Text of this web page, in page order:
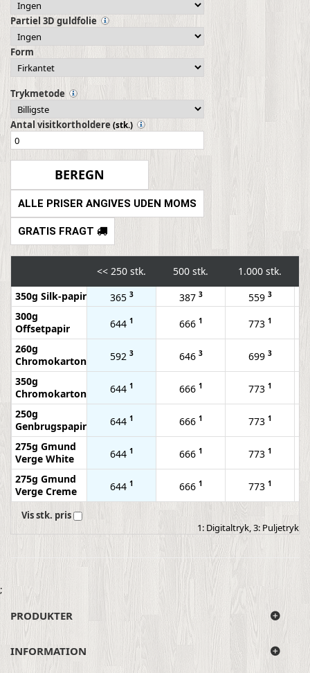
Partiel 3D guldfolie
Form
Trykmetode
Antal visitkortholdere (stk.)
ALLE PRISER ANGIVES UDEN MOMS
GRATIS FRAGT
<< 250 stk. 500 stk. 1.000 stk.
350g Silk-papir
365 3 387 3 559 3
300g
Offsetpapir
644 1 666 1 773 1
260g
Chromokarton
592 3 646 3 699 3
350g
Chromokarton
644 1 666 1 773 1
250g
Genbrugspapir
644 1 666 1 773 1
275g Gmund
Verge White
644 1 666 1 773 1
275g Gmund
Verge Creme
644 1 666 1 773 1
Vis stk. pris
1: Digitaltryk, 3: Puljetryk
;
PRODUKTER
INFORMATION